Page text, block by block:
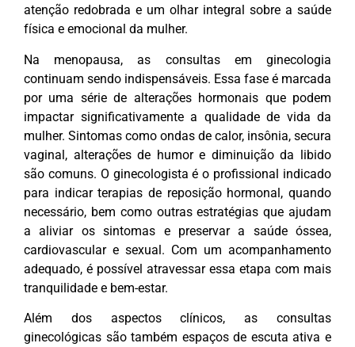
atenção redobrada e um olhar integral sobre a saúde
física e emocional da mulher.
Na menopausa, as consultas em ginecologia
continuam sendo indispensáveis. Essa fase é marcada
por uma série de alterações hormonais que podem
impactar significativamente a qualidade de vida da
mulher. Sintomas como ondas de calor, insônia, secura
vaginal, alterações de humor e diminuição da libido
são comuns. O ginecologista é o profissional indicado
para indicar terapias de reposição hormonal, quando
necessário, bem como outras estratégias que ajudam
a aliviar os sintomas e preservar a saúde óssea,
cardiovascular e sexual. Com um acompanhamento
adequado, é possível atravessar essa etapa com mais
tranquilidade e bem-estar.
Além dos aspectos clínicos, as consultas
ginecológicas são também espaços de escuta ativa e